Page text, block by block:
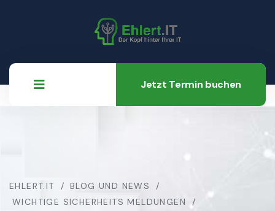
Jetzt Termin buchen
EHLERT.IT
BLOG UND NEWS
WICHTIGE SICHERHEITS MELDUNGEN